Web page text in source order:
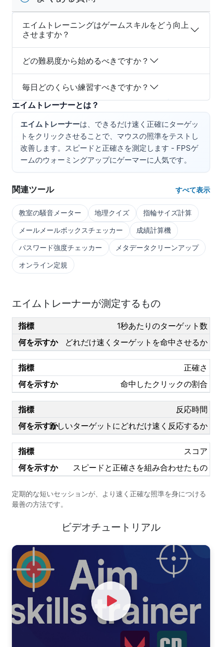
エイムトレーニングはゲームスキルをどう向上
させますか？
どの難易度から始めるべきですか？
毎日どのくらい練習すべきですか？
エイムトレーナーとは？
エイムトレーナーは、できるだけ速く正確にターゲッ
トをクリックさせることで、マウスの照準をテストし
改善します。スピードと正確さを測定します - FPSゲ
ームのウォーミングアップにゲーマーに人気です。
関連ツール すべて表示
教室の騒音メーター 地理クイズ 指輪サイズ計算
メールメールボックスチェッカー 成績計算機
パスワード強度チェッカー メタデータクリーンアップ
オンライン定規
エイムトレーナーが測定するもの
1秒あたりのターゲット数
どれだけ速くターゲットを命中させるか
正確さ
命中したクリックの割合
反応時間
新しいターゲットにどれだけ速く反応するか
スコア
スピードと正確さを組み合わせたもの
定期的な短いセッションが、より速く正確な照準を身につける
最善の方法です。
ビデオチュートリアル
Watch Video